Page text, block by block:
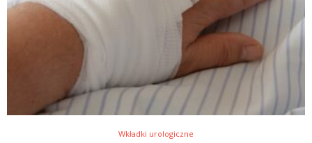
Wkładki urologiczne